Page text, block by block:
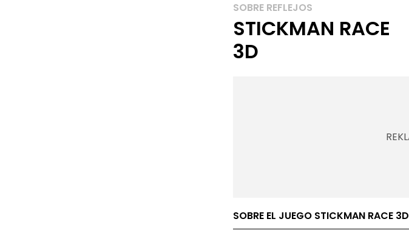
SOBRE REFLEJOS
STICKMAN RACE
3D
SOBRE EL JUEGO STICKMAN RACE 3D